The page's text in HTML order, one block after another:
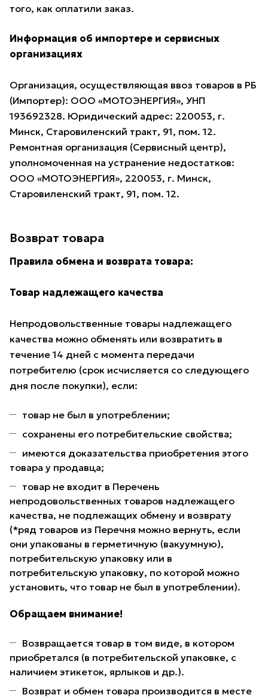
того, как оплатили заказ.
Информация об импортере и сервисных
организациях
Организация, осуществляющая ввоз товаров в РБ
(Импортер): ООО «МОТОЭНЕРГИЯ», УНП
193692328. Юридический адрес: 220053, г.
Минск, Старовиленский тракт, 91, пом. 12.
Ремонтная организация (Сервисный центр),
уполномоченная на устранение недостатков:
ООО «МОТОЭНЕРГИЯ», 220053, г. Минск,
Старовиленский тракт, 91, пом. 12.
Возврат товара
Правила обмена и возврата товара:
Товар надлежащего качества
Непродовольственные товары надлежащего
качества можно обменять или возвратить в
течение 14 дней с момента передачи
потребителю (срок исчисляется со следующего
дня после покупки), если:
товар не был в употреблении;
сохранены его потребительские свойства;
имеются доказательства приобретения этого
товара у продавца;
товар не входит в Перечень
непродовольственных товаров надлежащего
качества, не подлежащих обмену и возврату
(*ряд товаров из Перечня можно вернуть, если
они упакованы в герметичную (вакуумную),
потребительскую упаковку или в
потребительскую упаковку, по которой можно
установить, что товар не был в употреблении).
Обращаем внимание!
Возвращается товар в том виде, в котором
приобретался (в потребительской упаковке, с
наличием этикеток, ярлыков и др.).
Возврат и обмен товара производится в месте